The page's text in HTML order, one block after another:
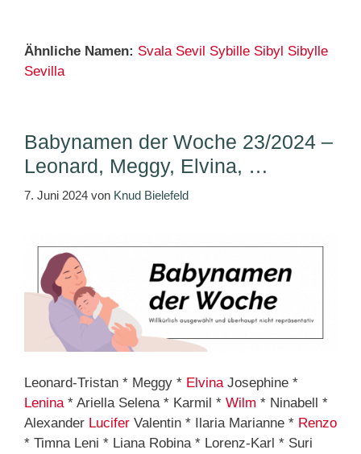
Ähnliche Namen: Svala Sevil Sybille Sibyl Sibylle
Sevilla
Babynamen der Woche 23/2024 –
Leonard, Meggy, Elvina, …
7. Juni 2024 von Knud Bielefeld
Leonard-Tristan * Meggy * ElvinaJosephine *
Lenina* Ariella Selena * Karmil * Wilm * Ninabell *
Alexander Lucifer Valentin * Ilaria Marianne * Renzo
* Timna Leni * Liana Robina * Lorenz-Karl * Suri